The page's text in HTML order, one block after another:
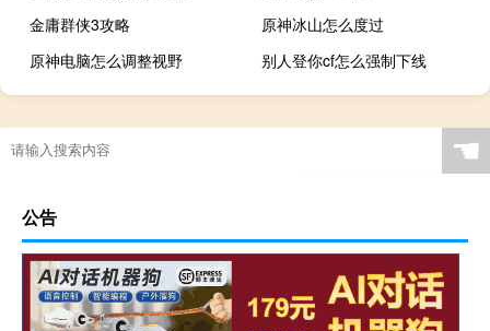
金庸群侠3攻略
原神冰山怎么度过
原神电脑怎么调整视野
别人登你cf怎么强制下线
☚
公告